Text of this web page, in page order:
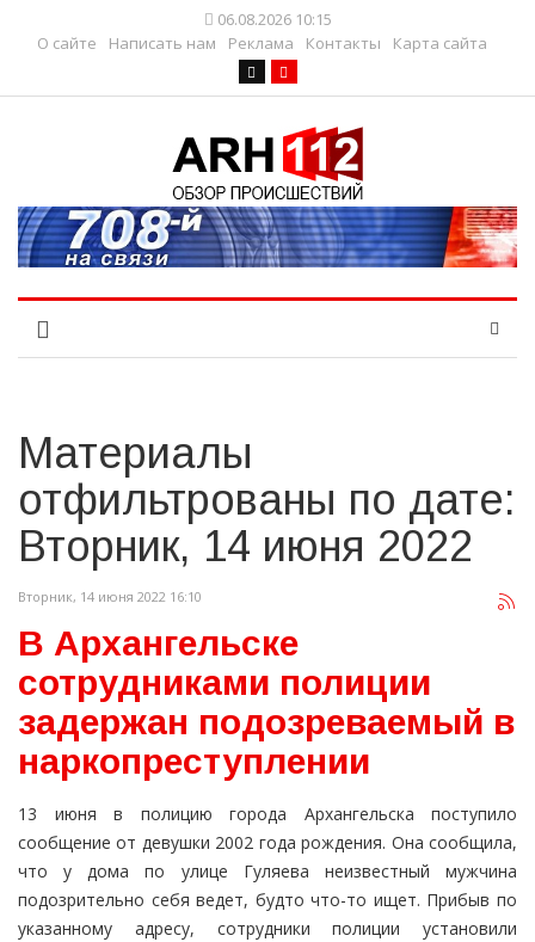
06.08.2026 10:15
О сайте
Написать нам Реклама Контакты Карта сайта
Материалы
отфильтрованы по дате:
Вторник, 14 июня 2022
Вторник, 14 июня 2022 16:10
В Архангельске
сотрудниками полиции
задержан подозреваемый в
наркопреступлении
13 июня в полицию города Архангельска поступило
сообщение от девушки 2002 года рождения. Она сообщила,
что у дома по улице Гуляева неизвестный мужчина
подозрительно себя ведет, будто что-то ищет. Прибыв по
указанному адресу, сотрудники полиции установили